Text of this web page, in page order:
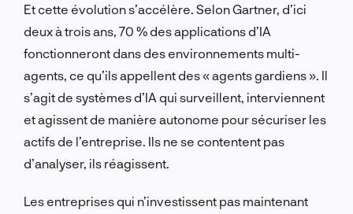
Et cette évolution s’accélère. Selon Gartner, d’ici
deux à trois ans, 70 % des applications d’IA
fonctionneront dans des environnements multi-
agents, ce qu’ils appellent des « agents gardiens ». Il
s’agit de systèmes d’IA qui surveillent, interviennent
et agissent de manière autonome pour sécuriser les
actifs de l’entreprise. Ils ne se contentent pas
d’analyser, ils réagissent.
Les entreprises qui n’investissent pas maintenant